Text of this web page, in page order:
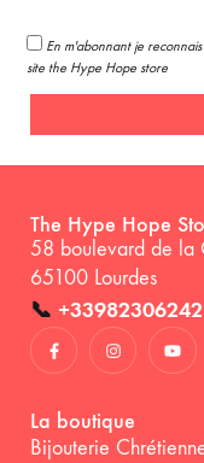
En m'abonnant je
site the Hype Hope store
The Hype Hope
58 boulevard de la
65100 Lourdes
📞 +33982306242
La boutique
Bijouterie